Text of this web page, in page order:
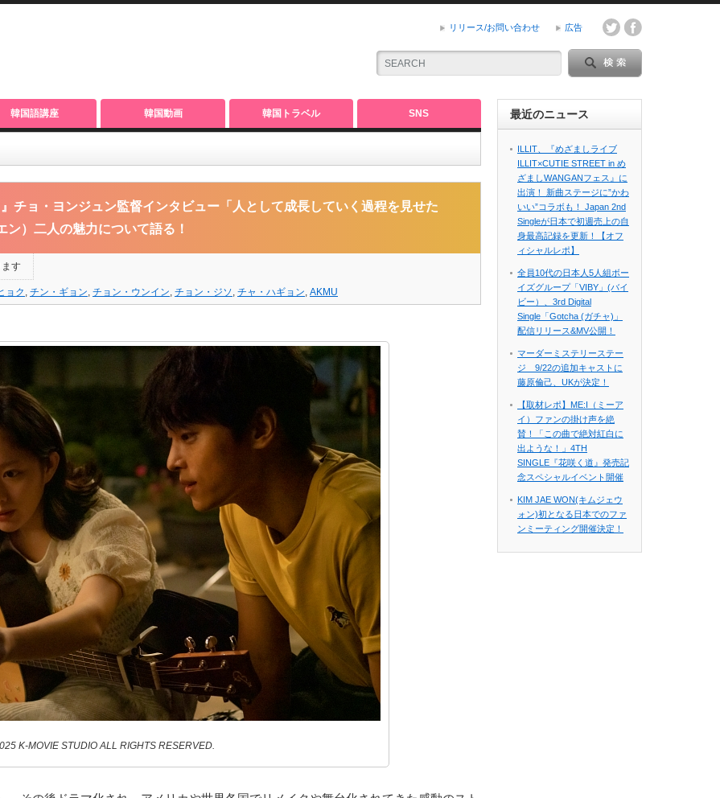
リリース/お問い合わせ 広告
韓国語講座 韓国動画 韓国トラベル SNS
監督インタビュー「人として成長していく過程を見せたい」チョン・ジソとチャ・ハギョン（VIXX エ
チョ・ヨンジュン監督インタビュー「人として成長していく過程を見せた
）二人の魅力について語る！
す
ョク , チン・ギョン, チョン・ウンイン, チョン・ジソ, チャ・ハギョン, AKMU
K-MOVIE STUDIO ALL RIGHTS RESERVED.
最近のニュース
ILLIT、『めざましライブ
ILLIT×CUTIE STREET in め
ざましWANGANフェス』に
出演！ 新曲ステージに”かわ
いい”コラボも！ Japan 2nd
Singleが日本で初週売上の自
身最高記録を更新！【オフ
ィシャルレポ】
全員10代の日本人5人組ボー
イズグループ「VIBY」(バイ
ビー）、3rd Digital
Single「Gotcha (ガチャ)」
配信リリース&MV公開！
マーダーミステリーステー
ジ 9/22の追加キャストに
藤原倫己、UKが決定！
【取材レポ】ME:I（ミーア
イ）ファンの掛け声を絶
賛！「この曲で絶対紅白に
出ような！」4TH
SINGLE『花咲く道』発売記
念スペシャルイベント開催
KIM JAE WON(キムジェウ
ォン)初となる日本でのファ
ンミーティング開催決定！